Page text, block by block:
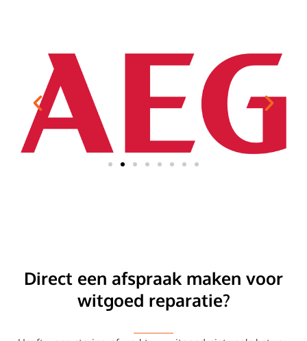
Direct een afspraak maken voor
witgoed reparatie?